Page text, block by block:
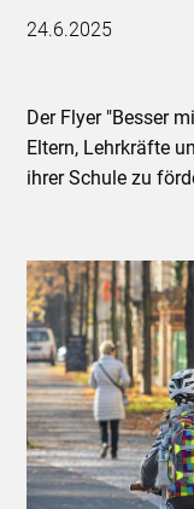
24.6.2025
Der Flyer "Besser
Eltern, Lehrkräfte
ihrer Schule zu